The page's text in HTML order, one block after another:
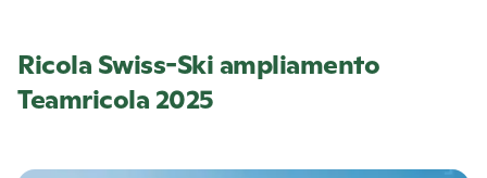
Ricola Swiss-Ski ampliamento
Teamricola 2025